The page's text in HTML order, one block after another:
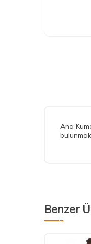
Ana
Benzer